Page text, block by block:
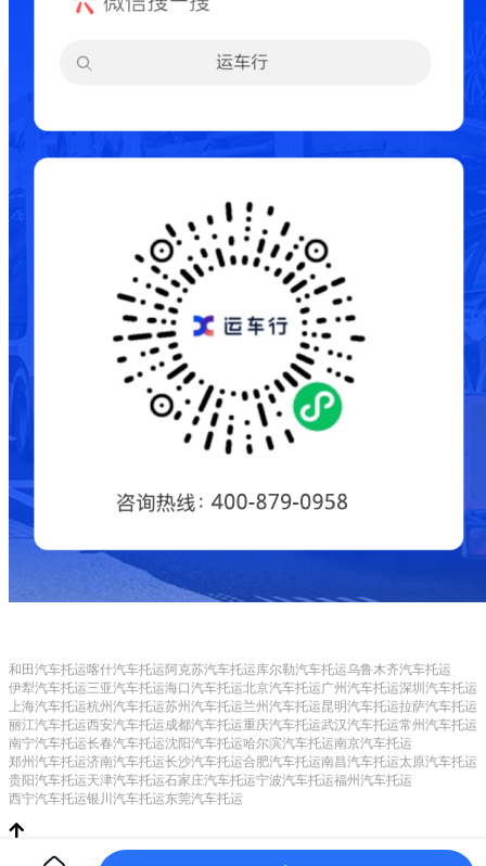
和田汽车托运喀什汽车托运 阿克苏汽车托运库尔勒汽车托运乌鲁木齐汽车托运
伊犁汽车托运三亚汽车托运海口汽车托运北京汽车托运广州汽车托运深圳汽车托运
上海汽车托运杭州汽车托运苏州汽车托运兰州汽车托运昆明汽车托运拉萨汽车托运
丽江汽车托运西安汽车托运成都汽车托运重庆汽车托运武汉汽车托运常州汽车托运
南宁汽车托运长春汽车托运沈阳汽车托运哈尔滨汽车托运南京汽车托运
郑州汽车托运济南汽车托运长沙汽车托运合肥汽车托运南昌汽车托运太原汽车托运
贵阳汽车托运天津汽车托运石家庄汽车托运宁波汽车托运福州汽车托运
西宁汽车托运银川汽车托运东莞汽车托运
Copyright © 常州甲保御网络科技有限公司CorePress